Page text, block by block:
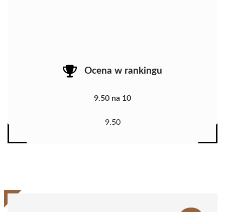
Ocena w rankingu
9.50 na 10
9.50